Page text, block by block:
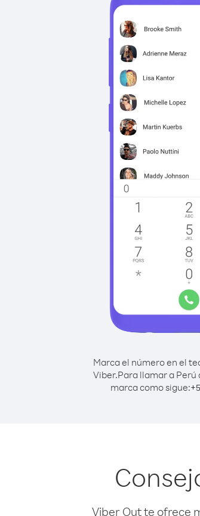
Marca el número en el
Viber.Para llamar a Perú
marca como sigue:+
Viber Out te ofrece